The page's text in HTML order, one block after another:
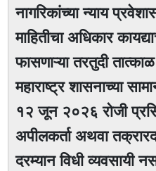
नागरिकांच्या न्याय
माहितीचा अधिकार
फासणाऱ्या तरतुदी
महाराष्ट्र शासनाच्या
१२ जून २०२६ रोजी
अपीलकर्ता अथवा
दरम्यान विधी व्यवसायी